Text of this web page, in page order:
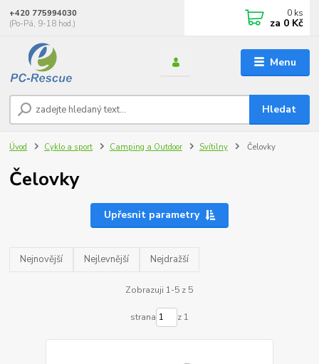
Menu
Hledat
+420 775994030
(Po-Pá, 9-18 hod.)
0 ks
za 0 Kč
Úvod Cyklo a sport Camping a Outdoor Svítilny Čelovky
Čelovky
Upřesnit parametry
Nejnovější Nejlevnější Nejdražší
Zobrazuji 1-5 z 5
strana z 1